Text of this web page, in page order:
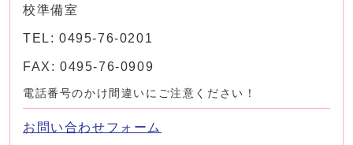
校準備室
TEL: 0495-76-0201
FAX: 0495-76-0909
電話番号のかけ間違いにご注意ください！
お問い合わせフォーム